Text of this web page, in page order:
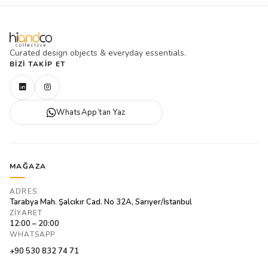
Curated design objects & everyday essentials.
BIZI TAKIP ET
WhatsApp’tan Yaz
MAĞAZA
ADRES
Tarabya Mah. Şalcıkır Cad. No 32A, Sarıyer/İstanbul
ZIYARET
12:00 – 20:00
WHATSAPP
+90 530 832 74 71